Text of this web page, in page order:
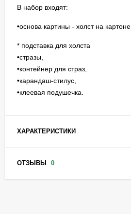
В набор входят:
•основа картины - холст на картоне,
* подставка для холста
•стразы,
•контейнер для страз,
•карандаш-стилус,
•клеевая подушечка.
ХАРАКТЕРИСТИКИ
ОТЗЫВЫ 0